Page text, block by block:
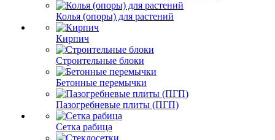
Колья (опоры) для растений
Кирпич
Строительные блоки
Бетонные перемычки
Пазогребневые плиты (ПГП)
Сетка рабица